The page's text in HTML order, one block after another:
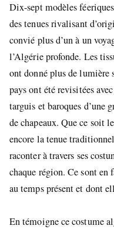
Dix-sept modèles
des tenues rivalisant
convié plus d’un à un
l’Algérie profonde. Les
ont donné plus de lumière
pays ont été revisitées
targuis et baroques d’une
de chapeaux. Que ce soit
encore la tenue
raconter à travers ses
chaque région. Ce sont en
au temps présent et dont
En témoigne ce costume